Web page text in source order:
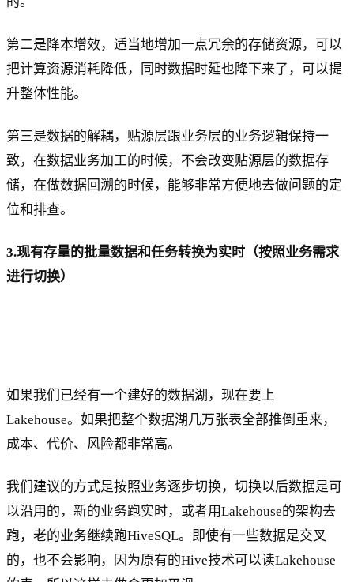
第二是降本增效，适当地增加一点冗余的存储资源，可以
把计算资源消耗降低，同时数据时延也降下来了，可以提
升整体性能。
第三是数据的解耦，贴源层跟业务层的业务逻辑保持一
致，在数据业务加工的时候，不会改变贴源层的数据存
储，在做数据回溯的时候，能够非常方便地去做问题的定
位和排查。
3.现有存量的批量数据和任务转换为实时（按照业务需求
进行切换）
如果我们已经有一个建好的数据湖，现在要上
Lakehouse。如果把整个数据湖几万张表全部推倒重来，
成本、代价、风险都非常高。
我们建议的方式是按照业务逐步切换，切换以后数据是可
以沿用的，新的业务跑实时，或者用Lakehouse的架构去
跑，老的业务继续跑HiveSQL。即使有一些数据是交叉
的，也不会影响，因为原有的Hive技术可以读Lakehouse